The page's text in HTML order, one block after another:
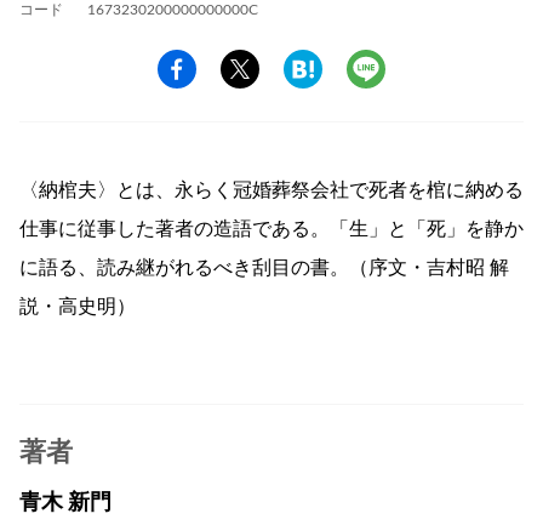
コード
1673230200000000000C
〈納棺夫〉とは、永らく冠婚葬祭会社で死者を棺に納める
仕事に従事した著者の造語である。「生」と「死」を静か
に語る、読み継がれるべき刮目の書。（序文・吉村昭 解
説・高史明）
著者
青木 新門